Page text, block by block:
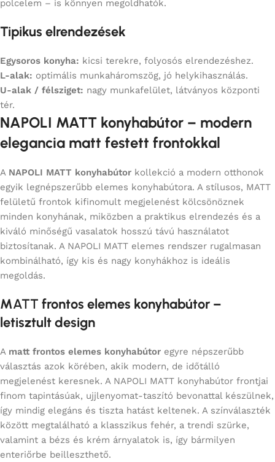
polcelem – is könnyen megoldhatók.
Tipikus elrendezések
Egysoros konyha: kicsi terekre, folyosós elrendezéshez.
L-alak: optimális munkaháromszög, jó helykihasználás.
U-alak / félsziget: nagy munkafelület, látványos központi
tér.
NAPOLI MATT konyhabútor – modern
elegancia matt festett frontokkal
A NAPOLI MATT konyhabútor kollekció a modern otthonok
egyik legnépszerűbb elemes konyhabútora. A stílusos, MATT
felületű frontok kifinomult megjelenést kölcsönöznek
minden konyhának, miközben a praktikus elrendezés és a
kiváló minőségű vasalatok hosszú távú használatot
biztosítanak. A NAPOLI MATT elemes rendszer rugalmasan
kombinálható, így kis és nagy konyhákhoz is ideális
megoldás.
MATT frontos elemes konyhabútor –
letisztult design
A matt frontos elemes konyhabútor egyre népszerűbb
választás azok körében, akik modern, de időtálló
megjelenést keresnek. A NAPOLI MATT konyhabútor frontjai
finom tapintásúak, ujjlenyomat-taszító bevonattal készülnek,
így mindig elegáns és tiszta hatást keltenek. A színválaszték
között megtalálható a klasszikus fehér, a trendi szürke,
valamint a bézs és krém árnyalatok is, így bármilyen
enteriőrbe beilleszthető.